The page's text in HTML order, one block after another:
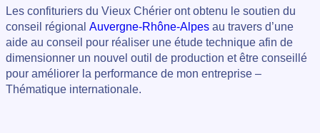
Les confituriers du Vieux Chérier ont obtenu le soutien du
conseil régional Auvergne-Rhône-Alpes au travers d’une
aide au conseil pour réaliser une étude technique afin de
dimensionner un nouvel outil de production et être conseillé
pour améliorer la performance de mon entreprise –
Thématique internationale.